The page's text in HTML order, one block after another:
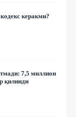
керакми?
7,5 миллион
қилинди